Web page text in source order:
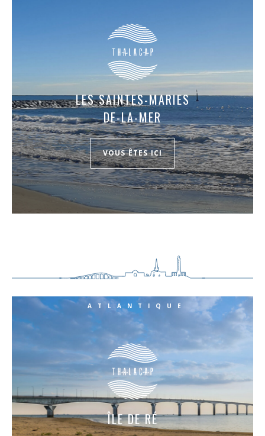
LES SAINTES-MARIES
DE-LA-MER
VOUS ÊTES ICI
ÎLE DE RÉ
ATLANTIQUE